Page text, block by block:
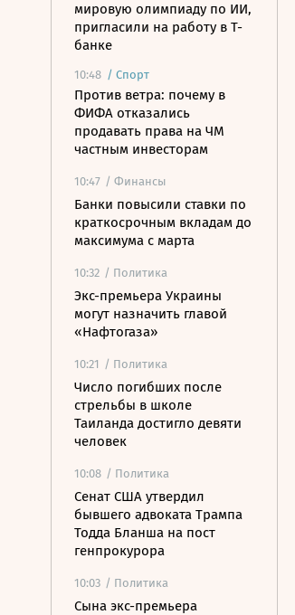
мировую олимпиаду по ИИ,
пригласили на работу в Т-
банке
10:48 / Спорт
Против ветра: почему в
ФИФА отказались
продавать права на ЧМ
частным инвесторам
10:47 / Финансы
Банки повысили ставки по
краткосрочным вкладам до
максимума с марта
10:32 / Политика
Экс-премьера Украины
могут назначить главой
«Нафтогаза»
10:21 / Политика
Число погибших после
стрельбы в школе
Таиланда достигло девяти
человек
10:08 / Политика
Сенат США утвердил
бывшего адвоката Трампа
Тодда Бланша на пост
генпрокурора
10:03 / Политика
Сына экс-премьера